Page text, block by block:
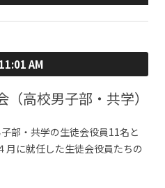
AM
高校男子部・共学）
部・共学の生徒会役員11名と
月に就任した生徒会役員たちの